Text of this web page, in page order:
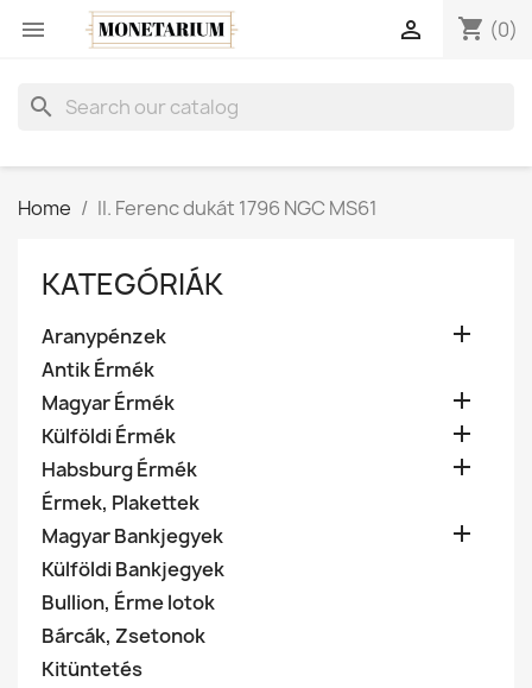
 shopping_cart (0)

search
Home II. Ferenc dukát 1796 NGC MS61
KATEGÓRIÁK
Aranypénzek 
Antik Érmék
Magyar Érmék

Külföldi Érmék 
Habsburg Érmék 
Érmek, Plakettek
Magyar Bankjegyek

Külföldi Bankjegyek
Bullion, Érme lotok
Bárcák, Zsetonok
Kitüntetés